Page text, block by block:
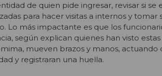
de quien pide ingresar, revisar si
para hacer visitas a internos y
Lo más impactante es que los
según explican quienes han visto
mueven brazos y manos,
y registraran una huella.